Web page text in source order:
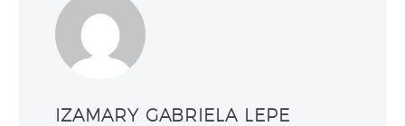
IZAMARY GABRIELA LEPE